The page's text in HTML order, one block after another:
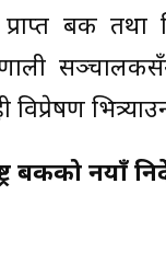
बैंक तथा
विप्रेषण
बैंकको नयाँ